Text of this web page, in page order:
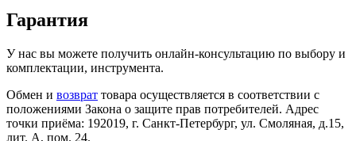
Гарантия
У нас вы можете получить онлайн-консультацию по выбору и
комплектации, инструмента.
Обмен и возврат товара осуществляется в соответствии с
положениями Закона о защите прав потребителей. Адрес
точки приёма: 192019, г. Санкт-Петербург, ул. Смоляная, д.15,
лит. А, пом. 24.